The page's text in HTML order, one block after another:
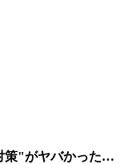
策"がヤバかった…